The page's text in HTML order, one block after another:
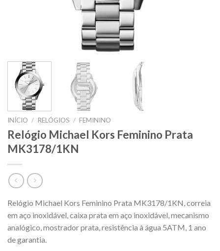
INÍCIO / RELÓGIOS / FEMININO
Relógio Michael Kors Feminino Prata
MK3178/1KN
Relógio Michael Kors Feminino Prata MK3178/1KN, correia
em aço inoxidável, caixa prata em aço inoxidável, mecanismo
analógico, mostrador prata, resistência à água 5ATM, 1 ano
de garantia.